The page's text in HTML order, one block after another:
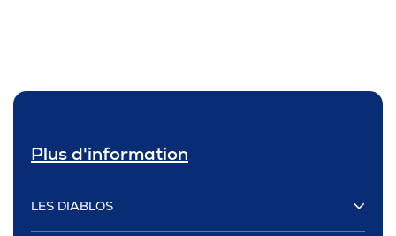
Plus d'information
LES DIABLOS